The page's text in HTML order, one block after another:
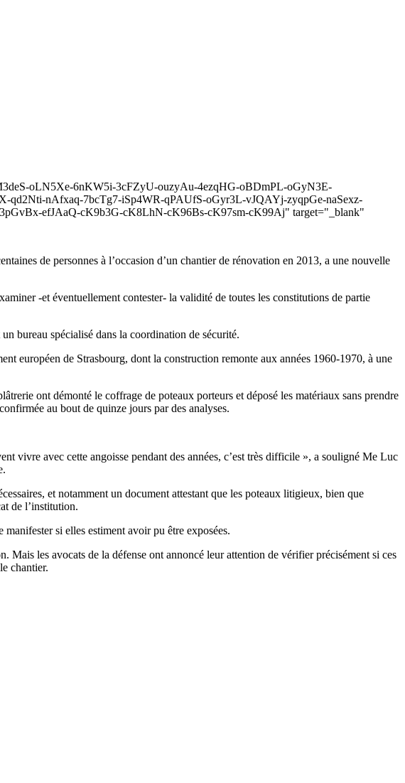
oLN5Xe-6nKW5i-3cFZyU-ouzyAu-4ezqHG-oBDmPL-oGyN3E-
nAfxaq-7bcTg7-iSp4WR-qPAUfS-oGyr3L-vJQAYj-zyqpGe-naSexz-
efJAaQ-cK9b3G-cK8LhN-cK96Bs-cK97sm-cK99Aj" target="_blank"
de personnes à l’occasion d’un chantier de rénovation en 2013, a une nouvelle
-et éventuellement contester- la validité de toutes les constitutions de partie
bureau spécialisé dans la coordination de sécurité.
européen de Strasbourg, dont la construction remonte aux années 1960-1970, à une
ont démonté le coffrage de poteaux porteurs et déposé les matériaux sans prendre
au bout de quinze jours par des analyses.
vivre avec cette angoisse pendant des années, c’est très difficile », a souligné Me Luc
et notamment un document attestant que les poteaux litigieux, bien que
de l’institution.
si elles estiment avoir pu être exposées.
les avocats de la défense ont annoncé leur attention de vérifier précisément si ces
chantier.